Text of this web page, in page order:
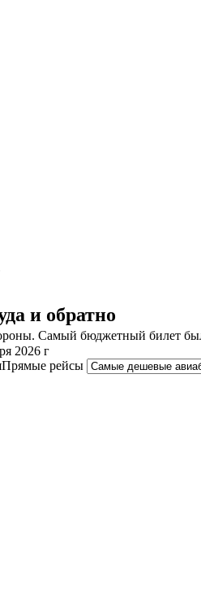
и обратно
Самый бюджетный билет
2026 г
Прямые рейсы